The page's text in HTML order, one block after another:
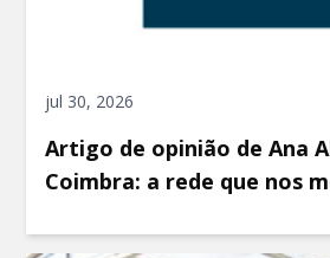
jul 30, 2026
Artigo de opinião de Ana
Coimbra: a rede que nos